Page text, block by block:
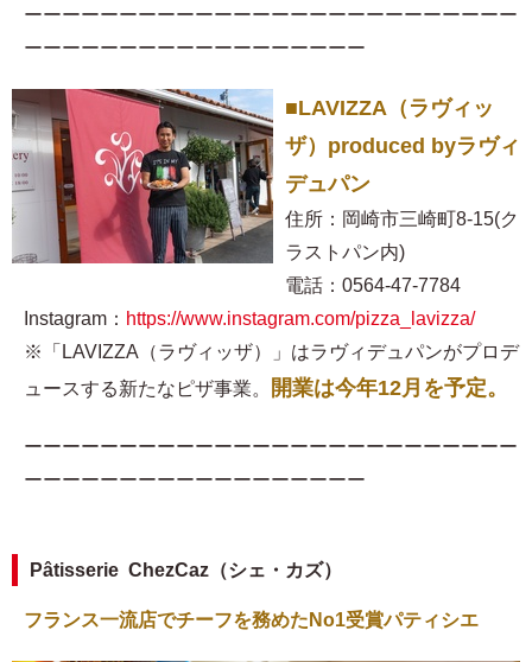
ーーーーーーーーーーーーーーーーーーーーーーーーーー
ーーーーーーーーーーーーーーーーーー
■LAVIZZA（ラヴィッ
ザ）produced byラヴィ
デュパン
住所：岡崎市三崎町8-15(ク
ラストパン内)
電話：0564-47-7784
Instagram： https://www.instagram.com/pizza_lavizza/
※「LAVIZZA（ラヴィッザ）」はラヴィデュパンがプロデ
ュースする新たなピザ事業。
開業は今年12月を予定。
ーーーーーーーーーーーーーーーーーーーーーーーーーー
ーーーーーーーーーーーーーーーーーー
Pâtisserie ChezCaz（シェ・カズ）
フランス一流店でチーフを務めたNo1受賞パティシエ